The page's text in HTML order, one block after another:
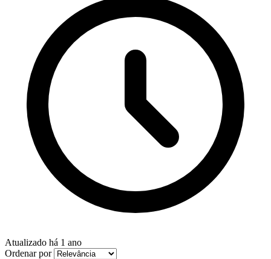
Atualizado há 1 ano
Ordenar por